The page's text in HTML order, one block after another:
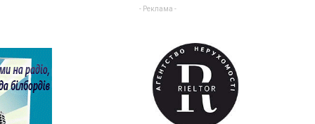
- Реклама -